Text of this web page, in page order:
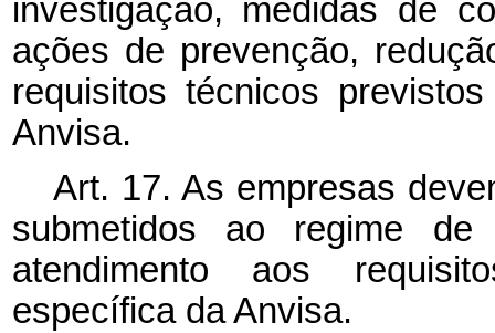
investigação, medidas de
ações de prevenção,
requisitos técnicos
Anvisa.
Art. 17. As empresas
submetidos ao regime
atendimento aos
específica da Anvisa.